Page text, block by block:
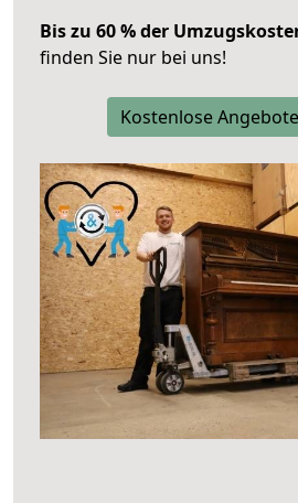
Bis zu 60 % der
finden Sie nur bei uns!
Kostenlose